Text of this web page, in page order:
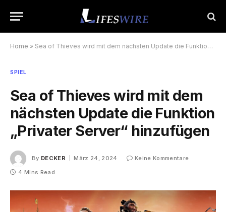
Home » Sea of Thieves wird mit dem nächsten Update die Funktion „Privater Server“ hinzufügen
SPIEL
Sea of Thieves wird mit dem
nächsten Update die Funktion
„Privater Server“ hinzufügen
By DECKER März 24, 2024
Keine Kommentare
4 Mins Read